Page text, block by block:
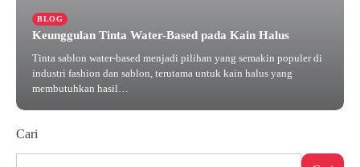
BLOG
Keunggulan Tinta Water-Based pada Kain Halus
Tinta sablon water-based menjadi pilihan yang semakin populer di
industri fashion dan sablon, terutama untuk kain halus yang
membutuhkan hasil…
November 15, 2024
Cari